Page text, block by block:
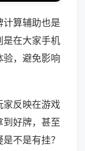
计算辅助也是
是在大家手机
，避免影响
家反映在游戏
到好牌，甚至
不是有挂？